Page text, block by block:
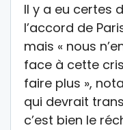
Il y a eu certes
l’accord de
mais « nous
face à cette
faire plus »,
qui devrait
c’est bien le